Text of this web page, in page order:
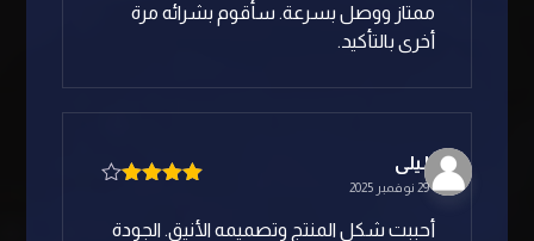
ممتاز ووصل بسرعة. سأقوم بشرائه مرة
أخرى بالتأكيد.
4
ليلى
29 نوفمبر 2025
أحببت شكل المنتج وتصميمه الأنيق. الجودة